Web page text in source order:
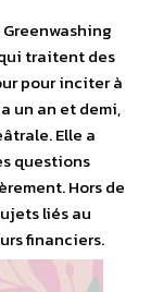
traitent des
pour inciter à
un an et demi,
Elle a
questions
Hors de
liés au
financiers.